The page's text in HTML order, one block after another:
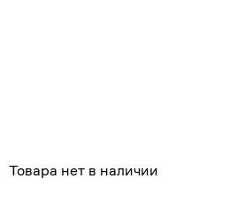
Товара нет в наличии